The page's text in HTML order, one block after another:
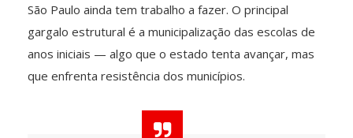
São Paulo ainda tem trabalho a fazer. O principal
gargalo estrutural é a municipalização das escolas de
anos iniciais — algo que o estado tenta avançar, mas
que enfrenta resistência dos municípios.